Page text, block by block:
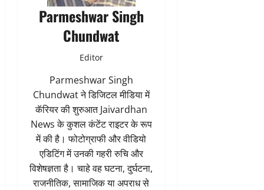
Parmeshwar Singh
Chundwat
Editor
Parmeshwar Singh
Chundwat ने डिजिटल मीडिया में
कॅरियर की शुरुआत Jaivardhan
News के कुशल कंटेंट राइटर के रूप
में की है। फोटोग्राफी और वीडियो
एडिटिंग में उनकी गहरी रुचि और
विशेषज्ञता है। चाहे वह घटना, दुर्घटना,
राजनीतिक, सामाजिक या अपराध से